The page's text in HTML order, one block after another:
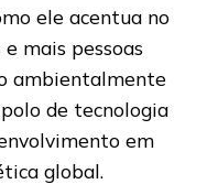
ele acentua no
mais pessoas
ambientalmente
de tecnologia
em
global.